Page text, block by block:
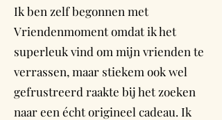
Ik ben zelf begonnen met
Vriendenmoment omdat ik het
superleuk vind om mijn vrienden te
verrassen, maar stiekem ook wel
gefrustreerd raakte bij het zoeken
naar een écht origineel cadeau. Ik